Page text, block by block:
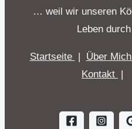
… weil wir unseren
Leben
Startseite | Über Mich
Kontakt |